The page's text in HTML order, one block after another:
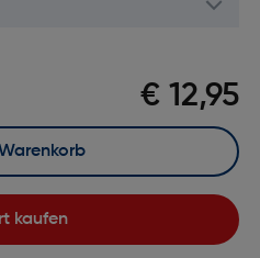
€ 12,95
kaufen